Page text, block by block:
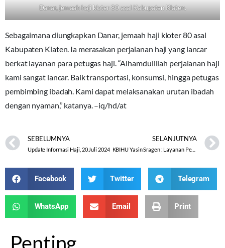
Danar, jemaah haji kloter 80 asal Kabupaten Klaten.
Sebagaimana diungkapkan Danar, jemaah haji kloter 80 asal
Kabupaten Klaten. Ia merasakan perjalanan haji yang lancar
berkat layanan para petugas haji. “Alhamdulillah perjalanan haji
kami sangat lancar. Baik transportasi, konsumsi, hingga petugas
pembimbing ibadah. Kami dapat melaksanakan urutan ibadah
dengan nyaman,” katanya. –iq/hd/at
SEBELUMNYA
Update Informasi Haji, 20 Juli 2024
SELANJUTNYA
KBIHU Yasin Sragen : Layanan Petugas Jadikan Ibadah Lebih Nyaman
Facebook Twitter Telegram
WhatsApp Email Print
Penting